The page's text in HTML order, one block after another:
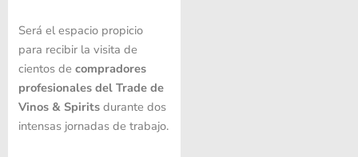
Será el espacio propicio
para recibir la visita de
cientos de compradores
profesionales del Trade de
Vinos & Spirits durante dos
intensas jornadas de trabajo.